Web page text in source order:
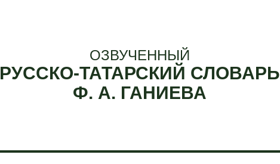
ОЗВУЧЕННЫЙ
РУССКО-ТАТАРСКИЙ СЛОВАРЬ
Ф. А. ГАНИЕВА